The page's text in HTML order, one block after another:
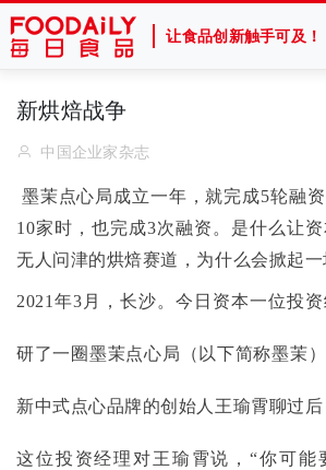
让食品创新触手可及！
新烘焙战争
中国企业家杂志
墨茉点心局成立一年，就完成5轮融
10家时，也完成3次融资。是什么让
无人问津的烘焙赛道，为什么会掀起一
2021年3月，长沙。今日资本一位投
研了一圈墨茉点心局（以下简称墨茉
新中式点心品牌的创始人王瑜霄聊过后
这位投资经理对王瑜霄说，“你可能